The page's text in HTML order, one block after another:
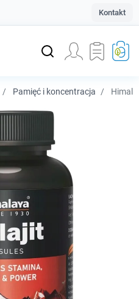
Kontakt
Pamięć i koncentracja